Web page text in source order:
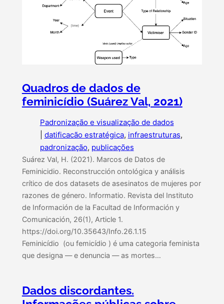
Quadros de dados de
feminicídio (Suárez Val, 2021)
Padronização e visualização de dados
datificacão estratégica, infraestruturas
padronização, publicações
Suárez Val, H. (2021). Marcos de Datos de
Feminicidio. Reconstrucción ontológica y análisis
crítico de dos datasets de asesinatos de mujeres por
razones de género. Informatio. Revista del Instituto
de Información de la Facultad de Información y
Comunicación, 26(1), Article 1.
https://doi.org/10.35643/Info.26.1.15
Feminicídio (ou femicídio ) é uma categoria feminista
que designa — e denuncia — as mortes…
Dados discordantes.